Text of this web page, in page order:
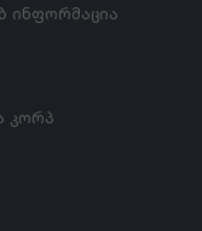
ინფორმაცია
კორპ